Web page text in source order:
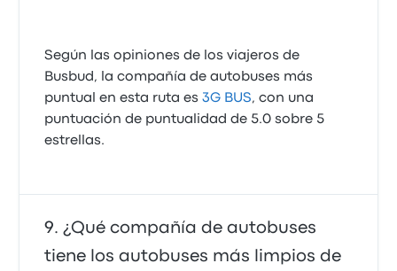
Según las opiniones de los viajeros de
Busbud, la compañía de autobuses más
puntual en esta ruta es3G BUS, con una
puntuación de puntualidad de 5.0 sobre 5
estrellas.
¿Qué compañía de autobuses
tiene los autobuses más limpios de